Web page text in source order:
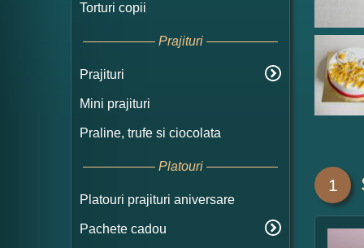
Torturi copii
Prajituri
Prajituri
Mini prajituri
Praline, trufe si ciocolata
Platouri
Platouri prajituri aniversare
Pachete cadou
1